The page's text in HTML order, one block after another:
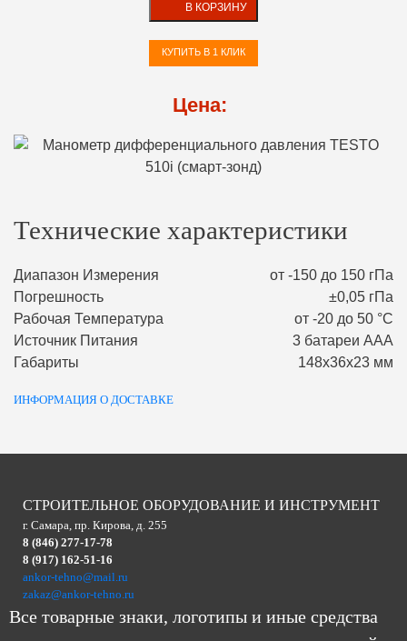
В КОРЗИНУ
КУПИТЬ В 1 КЛИК
Цена:
Технические характеристики
Диапазон Измерения
от -150 до 150 гПа
Погрешность
±0,05 гПа
Рабочая Температура
от -20 до 50 °С
Источник Питания
3 батареи ААA
Габариты
148х36х23 мм
ИНФОРМАЦИЯ О ДОСТАВКЕ
СТРОИТЕЛЬНОЕ ОБОРУДОВАНИЕ И ИНСТРУМЕНТ
г. Самара, пр. Кирова, д. 255
8 (846) 277-17-78
8 (917) 162-51-16
ankor-tehno@mail.ru
zakaz@ankor-tehno.ru
Все товарные знаки, логотипы и иные средства